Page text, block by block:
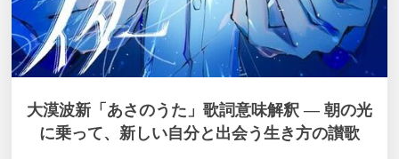
大漠波新「あさのうた」歌詞意味解釈 — 朝の光
に乗って、新しい自分と出会う生き方の讃歌